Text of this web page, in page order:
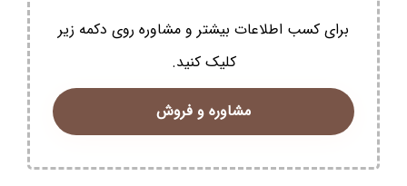
برای کسب اطلاعات بیشتر و مشاوره روی دکمه زیر
کلیک کنید.
مشاوره و فروش